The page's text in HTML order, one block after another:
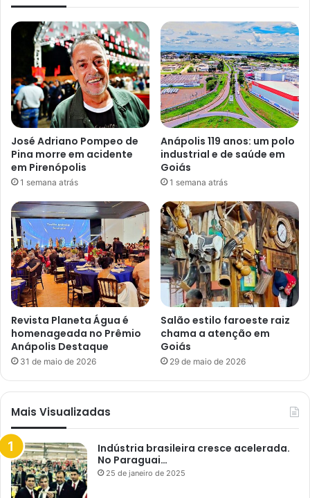
José Adriano Pompeo de
Pina morre em acidente
em Pirenópolis
1 semana atrás
Anápolis 119 anos: um polo
industrial e de saúde em
Goiás
1 semana atrás
Revista Planeta Água é
homenageada no Prêmio
Anápolis Destaque
31 de maio de 2026
Salão estilo faroeste raiz
chama a atenção em
Goiás
29 de maio de 2026
Mais Visualizadas
Indústria brasileira cresce acelerada.
No Paraguai…
25 de janeiro de 2025